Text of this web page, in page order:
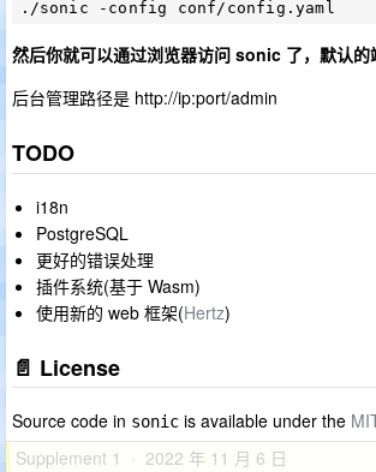
然后你就可以通过浏览器访问 sonic 了，默认的
后台管理路径是 http://ip:port/admin
TODO
i18n
PostgreSQL
更好的错误处理
插件系统(基于 Wasm)
使用新的 web 框架(Hertz)
📄 License
Source code in sonic is available under the
Supplement 1 · 2022 年 11 月 6 日